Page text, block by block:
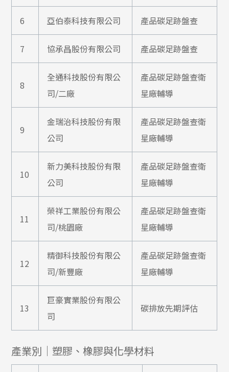
6 亞伯泰科技有限公司 產品碳足跡盤查
7 協承昌股份有限公司 產品碳足跡盤查
8
全通科技股份有限公
司/二廠
產品碳足跡盤查衛
星廠輔導
9
金瑞治科技股份有限
公司
產品碳足跡盤查衛
星廠輔導
10
新力美科技股份有限
公司
產品碳足跡盤查衛
星廠輔導
11
榮祥工業股份有限公
司/桃園廠
產品碳足跡盤查衛
星廠輔導
12
精御科技股份有限公
司/新豐廠
產品碳足跡盤查衛
星廠輔導
13
巨豪實業股份有限公
司
碳排放先期評估
產業別｜塑膠、橡膠與化學材料